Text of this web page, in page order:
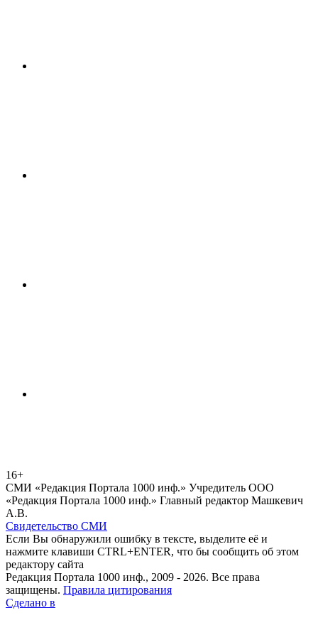
16+
СМИ «Редакция Портала 1000 инф.» Учредитель ООО
«Редакция Портала 1000 инф.» Главный редактор Машкевич
А.В.
Свидетельство СМИ
Если Вы обнаружили ошибку в тексте, выделите её и
нажмите клавиши CTRL+ENTER, что бы сообщить об этом
редактору сайта
Редакция Портала 1000 инф., 2009 - 2026. Все права
защищены. Правила цитирования
Сделано в